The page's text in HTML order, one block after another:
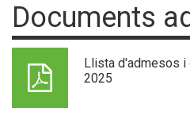
Documents
Llista d'admesos
2025